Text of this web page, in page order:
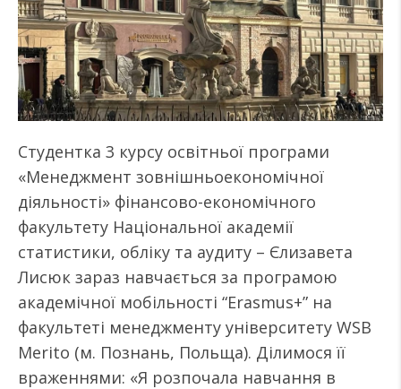
Студентка 3 курсу освітньої програми
«Менеджмент зовнішньоекономічної
діяльності» фінансово-економічного
факультету Національної академії
статистики, обліку та аудиту – Єлизавета
Лисюк зараз навчається за програмою
академічної мобільності “Erasmus+” на
факультеті менеджменту університету WSB
Merito (м. Познань, Польща). Ділимося її
враженнями: «Я розпочала навчання в